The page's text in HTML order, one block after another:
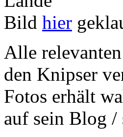
Bild hier
Alle
den Knipser
Fotos erhält
auf sein Blog /